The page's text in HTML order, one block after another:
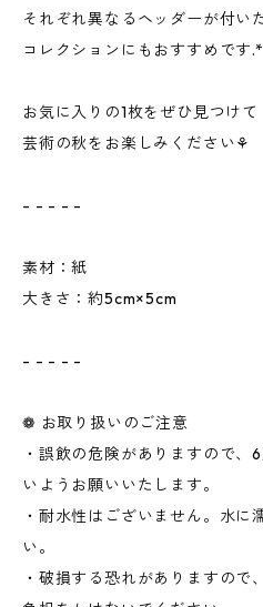
それぞれ異なるヘッダーが付い
コレクションにもおすすめです.*
お気に入りの1枚をぜひ見つけて
芸術の秋をお楽しみください⚘
- - - - -
素材：紙
大きさ：約5cm×5cm
- - - - -
❁ お取り扱いのご注意
・誤飲の危険がありますので、
いようお願いいたします。
・耐水性はございません。水に
い。
・破損する恐れがありますので